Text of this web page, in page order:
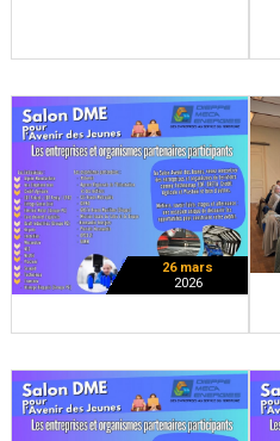
26 mars
2026